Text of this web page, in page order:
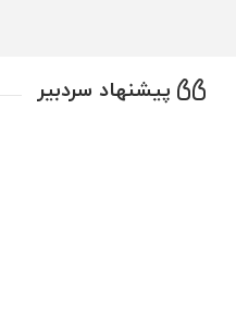
پیشنهاد سردبیر